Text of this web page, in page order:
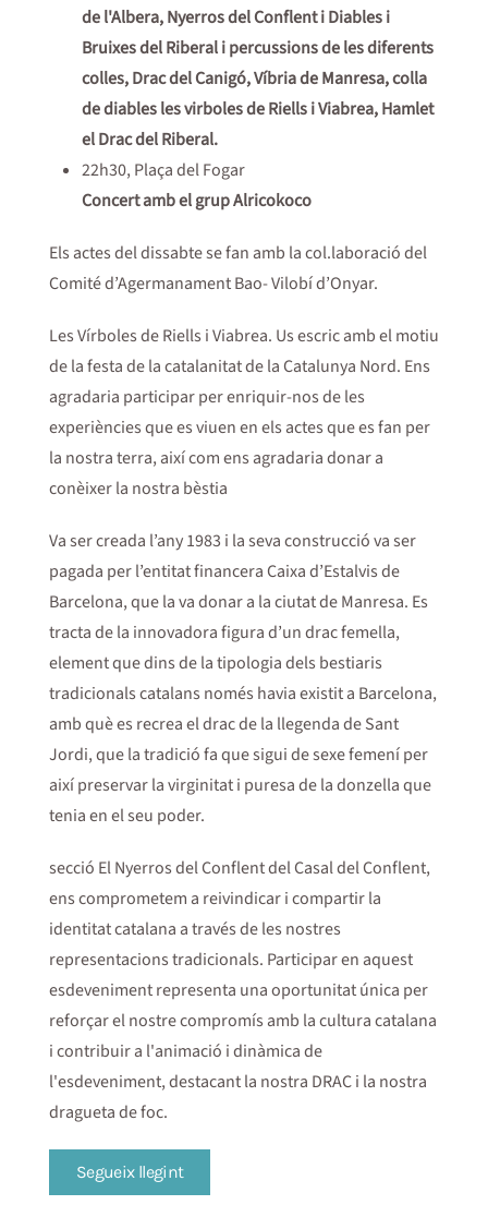
de l'Albera, Nyerros del Conflent i Diables i
Bruixes del Riberal i percussions de les diferents
colles, Drac del Canigó, Víbria de Manresa, colla
de diables les virboles de Riells i Viabrea, Hamlet
el Drac del Riberal.
22h30, Plaça del Fogar
Concert amb el grup Alricokoco
Els actes del dissabte se fan amb la col.laboració del
Comité d’Agermanament Bao- Vilobí d’Onyar.
Les Vírboles de Riells i Viabrea. Us escric amb el motiu
de la festa de la catalanitat de la Catalunya Nord. Ens
agradaria participar per enriquir-nos de les
experiències que es viuen en els actes que es fan per
la nostra terra, així com ens agradaria donar a
conèixer la nostra bèstia
Va ser creada l’any 1983 i la seva construcció va ser
pagada per l’entitat financera Caixa d’Estalvis de
Barcelona, que la va donar a la ciutat de Manresa. Es
tracta de la innovadora figura d’un drac femella,
element que dins de la tipologia dels bestiaris
tradicionals catalans només havia existit a Barcelona,
amb què es recrea el drac de la llegenda de Sant
Jordi, que la tradició fa que sigui de sexe femení per
així preservar la virginitat i puresa de la donzella que
tenia en el seu poder.
secció El Nyerros del Conflent del Casal del Conflent,
ens comprometem a reivindicar i compartir la
identitat catalana a través de les nostres
representacions tradicionals. Participar en aquest
esdeveniment representa una oportunitat única per
reforçar el nostre compromís amb la cultura catalana
i contribuir a l'animació i dinàmica de
l'esdeveniment, destacant la nostra DRAC i la nostra
dragueta de foc.
Segueix llegint